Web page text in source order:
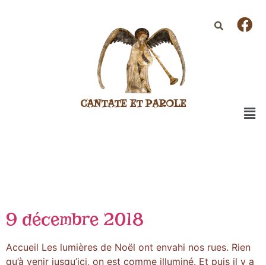
CANTATE ET PAROLE
9 décembre 2018
Accueil Les lumières de Noël ont envahi nos rues. Rien
qu’à venir jusqu’ici, on est comme illuminé. Et puis il y a